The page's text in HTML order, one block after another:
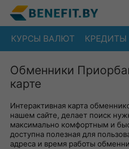
КУРСЫ ВАЛЮТ КРЕДИТЫ
Обменники
карте
Интерактивная карта
нашем сайте, делает поиск
максимально комфортным и
доступна полезная для
адреса и время работы